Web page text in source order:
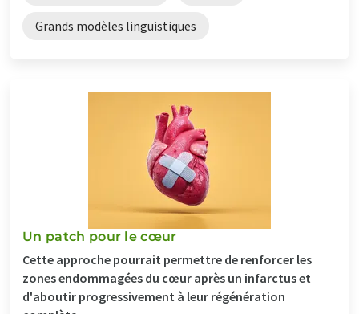
Grands modèles linguistiques
Un patch pour le cœur
Cette approche pourrait permettre de renforcer les
zones endommagées du cœur après un infarctus et
d'aboutir progressivement à leur régénération